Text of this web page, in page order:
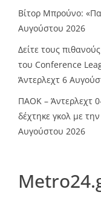
Βίτορ Μπρούνο:
Αυγούστου 2026
Δείτε τους
του Conference
Άντερλεχτ 6
ΠΑΟΚ – Άντερλεχτ
δέχτηκε γκολ με
Αυγούστου 2026